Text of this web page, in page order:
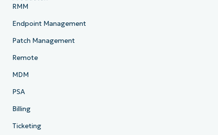
RMM
Endpoint Management
Patch Management
Remote
MDM
PSA
Billing
Ticketing